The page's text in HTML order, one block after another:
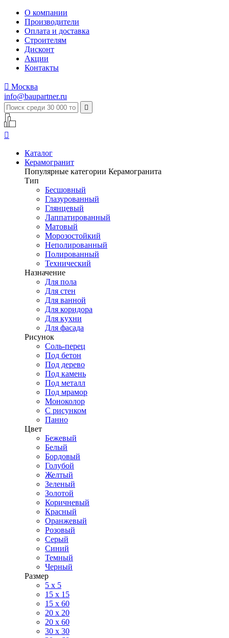
О компании
Производители
Оплата и доставка
Строителям
Дисконт
Акции
Контакты
 Москва
info@baupartner.ru


Каталог
Керамогранит
Популярные категории Керамогранита
Тип
Бесшовный
Глазурованный
Глянцевый
Лаппатированный
Матовый
Морозостойкий
Неполированный
Полированный
Технический
Назначение
Для пола
Для стен
Для ванной
Для коридора
Для кухни
Для фасада
Рисунок
Соль-перец
Под бетон
Под дерево
Под камень
Под металл
Под мрамор
Моноколор
С рисунком
Панно
Цвет
Бежевый
Белый
Бордовый
Голубой
Желтый
Зеленый
Золотой
Коричневый
Красный
Оранжевый
Розовый
Серый
Синий
Темный
Черный
Размер
5 x 5
15 x 15
15 x 60
20 х 20
20 x 60
30 х 30